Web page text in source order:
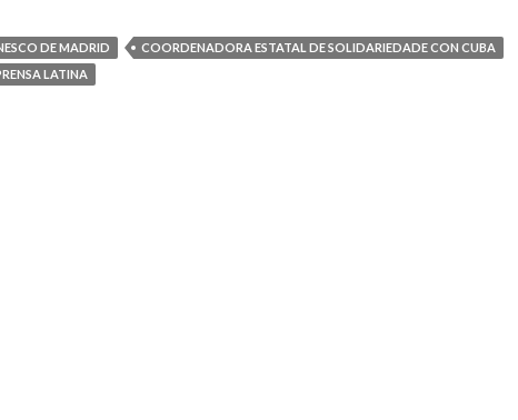
Non
DE MADRID
COORDENADORA ESTATAL DE SOLIDARIEDADE CON CUBA
LATINA